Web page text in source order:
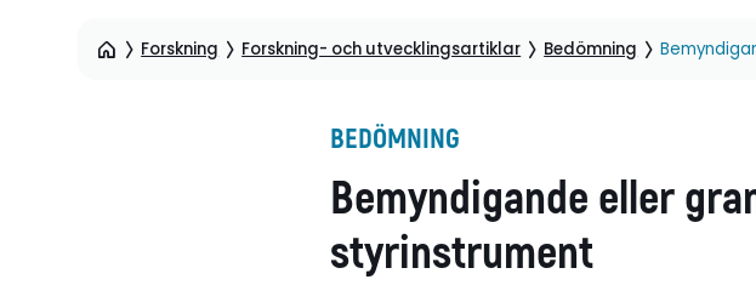
Forskning Forskning- och utvecklingsartiklar Bedömning
BEDÖMNING
Bemyndigande eller
styrinstrument